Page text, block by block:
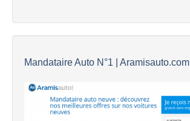
Mandataire Auto N°1 | Aramisauto.com